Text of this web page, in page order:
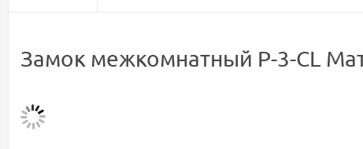
Замок межкомнатный P-3-CL